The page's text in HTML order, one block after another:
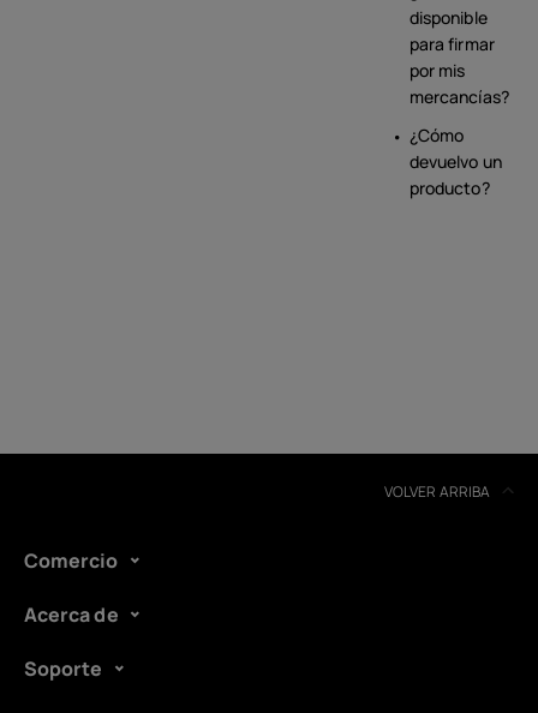
disponible
para firmar
por mis
mercancías?
¿Cómo
devuelvo un
producto?
VOLVER ARRIBA
Comercio
Acerca de
Soporte